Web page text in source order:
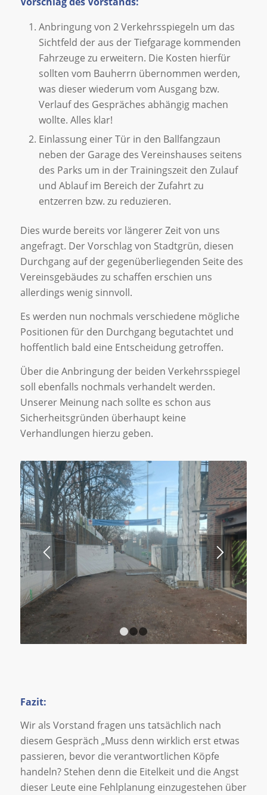
Anbringung von 2 Verkehrsspiegeln um das
Sichtfeld der aus der Tiefgarage kommenden
Fahrzeuge zu erweitern. Die Kosten hierfür
sollten vom Bauherrn übernommen werden,
was dieser wiederum vom Ausgang bzw.
Verlauf des Gespräches abhängig machen
wollte. Alles klar!
Einlassung einer Tür in den Ballfangzaun
neben der Garage des Vereinshauses seitens
des Parks um in der Trainingszeit den Zulauf
und Ablauf im Bereich der Zufahrt zu
entzerren bzw. zu reduzieren.
Dies wurde bereits vor längerer Zeit von uns
angefragt. Der Vorschlag von Stadtgrün, diesen
Durchgang auf der gegenüberliegenden Seite des
Vereinsgebäudes zu schaffen erschien uns
allerdings wenig sinnvoll.
Es werden nun nochmals verschiedene mögliche
Positionen für den Durchgang begutachtet und
hoffentlich bald eine Entscheidung getroffen.
Über die Anbringung der beiden Verkehrsspiegel
soll ebenfalls nochmals verhandelt werden.
Unserer Meinung nach sollte es schon aus
Sicherheitsgründen überhaupt keine
Verhandlungen hierzu geben.
1 2
Fazit:
Wir als Vorstand fragen uns tatsächlich nach
diesem Gespräch „Muss denn wirklich erst etwas
passieren, bevor die verantwortlichen Köpfe
handeln? Stehen denn die Eitelkeit und die Angst
dieser Leute eine Fehlplanung einzugestehen über